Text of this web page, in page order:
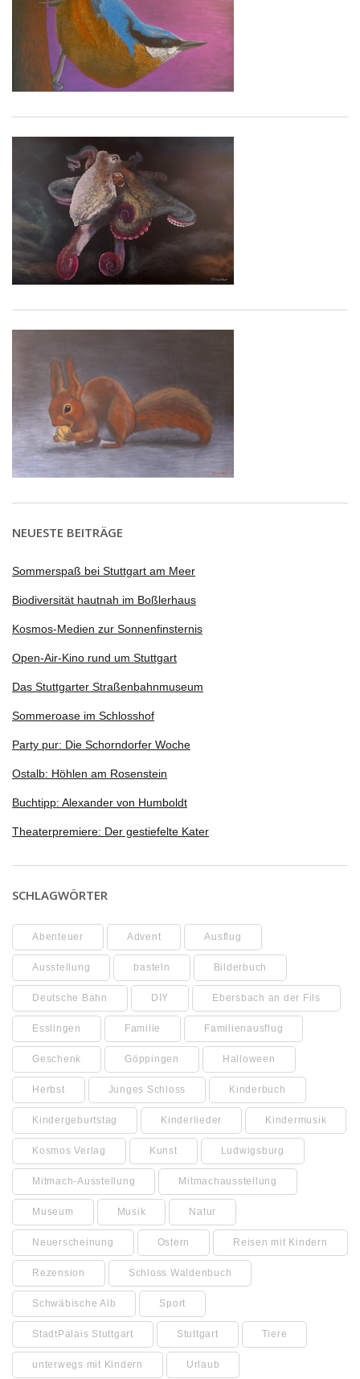
NEUESTE BEITRÄGE
Sommerspaß bei Stuttgart am Meer
Biodiversität hautnah im Boßlerhaus
Kosmos-Medien zur Sonnenfinsternis
Open-Air-Kino rund um Stuttgart
Das Stuttgarter Straßenbahnmuseum
Sommeroase im Schlosshof
Party pur: Die Schorndorfer Woche
Ostalb: Höhlen am Rosenstein
Buchtipp: Alexander von Humboldt
Theaterpremiere: Der gestiefelte Kater
SCHLAGWÖRTER
Abenteuer Advent Ausflug
Ausstellung basteln Bilderbuch
Deutsche Bahn DIY Ebersbach an der Fils
Esslingen Familie Familienausflug
Geschenk Göppingen Halloween
Herbst Junges Schloss Kinderbuch
Kindergeburtstag Kinderlieder Kindermusik
Kosmos Verlag Kunst Ludwigsburg
Mitmach-Ausstellung Mitmachausstellung
Museum Musik Natur
Neuerscheinung Ostern Reisen mit Kindern
Rezension Schloss Waldenbuch
Schwäbische Alb Sport
StadtPalais Stuttgart Stuttgart Tiere
unterwegs mit Kindern Urlaub